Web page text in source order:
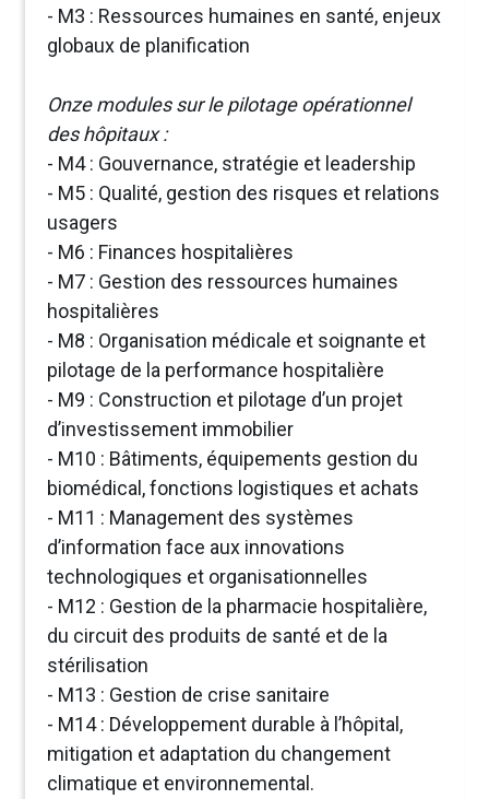
- M3 : Ressources humaines en santé, enjeux
globaux de planification
Onze modules sur le pilotage opérationnel
des hôpitaux :
- M4 : Gouvernance, stratégie et leadership
- M5 : Qualité, gestion des risques et relations
usagers
- M6 : Finances hospitalières
- M7 : Gestion des ressources humaines
hospitalières
- M8 : Organisation médicale et soignante et
pilotage de la performance hospitalière
- M9 : Construction et pilotage d’un projet
d’investissement immobilier
- M10 : Bâtiments, équipements gestion du
biomédical, fonctions logistiques et achats
- M11 : Management des systèmes
d’information face aux innovations
technologiques et organisationnelles
- M12 : Gestion de la pharmacie hospitalière,
du circuit des produits de santé et de la
stérilisation
- M13 : Gestion de crise sanitaire
- M14 : Développement durable à l’hôpital,
mitigation et adaptation du changement
climatique et environnemental.